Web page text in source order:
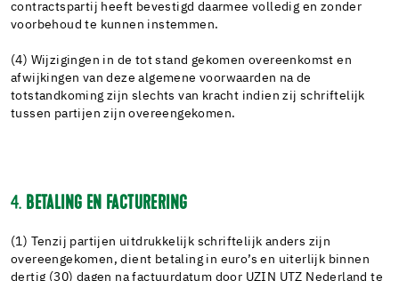
contractspartij heeft bevestigd daarmee volledig en zonder
voorbehoud te kunnen instemmen.
(4) Wijzigingen in de tot stand gekomen overeenkomst en
afwijkingen van deze algemene voorwaarden na de
totstandkoming zijn slechts van kracht indien zij schriftelijk
tussen partijen zijn overeengekomen.
4. BETALING EN FACTURERING
(1) Tenzij partijen uitdrukkelijk schriftelijk anders zijn
overeengekomen, dient betaling in euro’s en uiterlijk binnen
dertig (30) dagen na factuurdatum door UZIN UTZ Nederland te